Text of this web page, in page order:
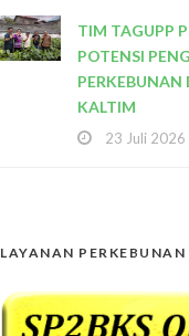
TIM TAGUPP
POTENSI
PERKEBUNAN
KALTIM
23 Juli 2026
LAYANAN